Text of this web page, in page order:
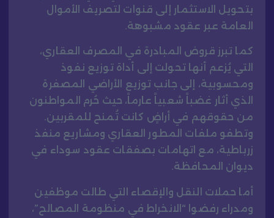
بتحويل الاستثمار إلى قنوات لتصريف الأموال
العامة عبر عقود مشبوهة.
كما تبرز قروض المبادرة في المصرف العقاري،
التي يُزعم أنها تحولت إلى أداة توزيع نفوذ
ومحسوبية، إلى جانب توزيع الأراضي المصفرة
الذي أثار غضباً شعبياً عارماً، حيث حُرم المواطنون
من حقوقهم في أراضٍ كانت تُمنح للمقربين.
وتطفو ملفات المطور العقاري ومشاريع منفذ
زرباطية، مع اتهامات بصفقات عقود سوداء في
ديوان المحافظة.
أما حملات النقل والإقصاء التي طالت موظفين
ومدراء رفضوا “الانخراط في منظومة المصالح”،